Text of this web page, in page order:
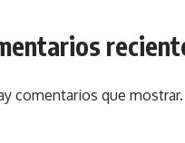
comentarios que mostrar.